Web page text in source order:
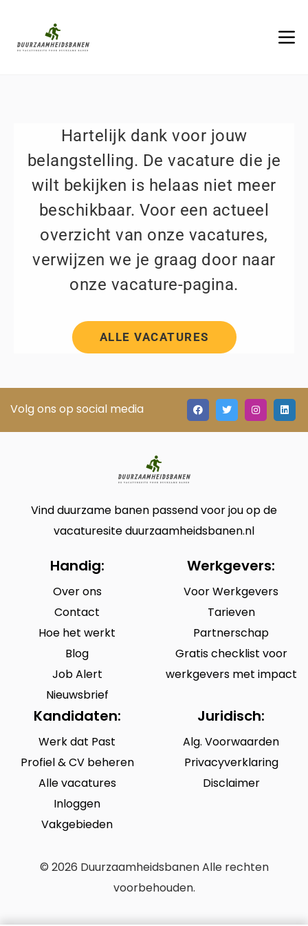
Hartelijk dank voor jouw
belangstelling. De vacature die je
wilt bekijken is helaas niet meer
beschikbaar. Voor een actueel
overzicht van onze vacatures,
verwijzen we je graag door naar
onze vacature-pagina.
ALLE VACATURES
Volg ons op social media
Vind duurzame banen passend voor jou op de
vacaturesite duurzaamheidsbanen.nl
Handig:
Over ons
Contact
Hoe het werkt
Blog
Job Alert
Nieuwsbrief
Werkgevers:
Voor Werkgevers
Tarieven
Partnerschap
Gratis checklist voor
werkgevers met impact
Kandidaten:
Werk dat Past
Profiel & CV beheren
Alle vacatures
Inloggen
Vakgebieden
Juridisch:
Alg. Voorwaarden
Privacyverklaring
Disclaimer
© 2026 Duurzaamheidsbanen Alle rechten
voorbehouden.